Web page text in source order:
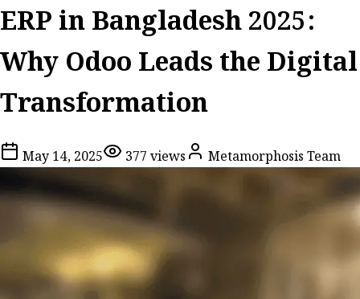
ERP in Bangladesh 2025:
Why Odoo Leads the Digital
Transformation
May 14, 2025 377 views Metamorphosis Team